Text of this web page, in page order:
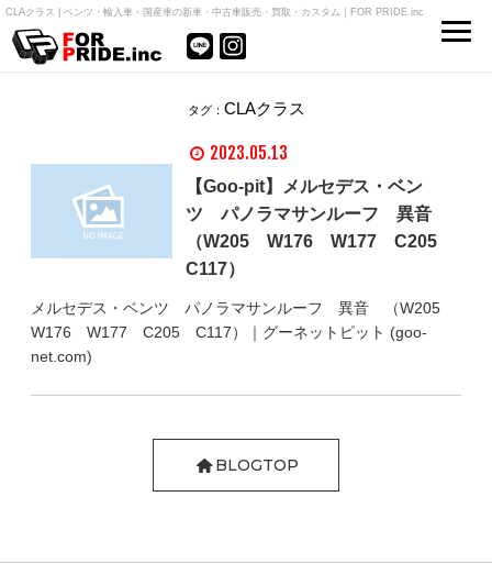
CLAクラス | ベンツ・輸入車・国産車の新車・中古車販売・買取・カスタム｜FOR PRIDE.inc
タグ： CLAクラス
2023.05.13
【Goo-pit】メルセデス・ベン
ツ パノラマサンルーフ 異音
（W205 W176 W177 C205
C117）
メルセデス・ベンツ パノラマサンルーフ 異音 （W205
W176 W177 C205 C117）｜グーネットピット (goo-
net.com)
BLOGTOP